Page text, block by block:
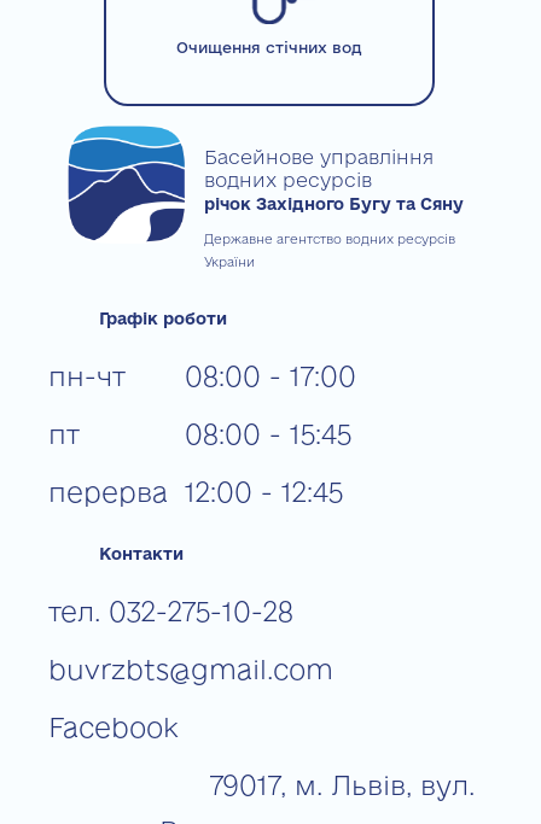
Очищення стічних вод
Басейнове управління
водних ресурсів
річок Західного Бугу та Сяну
Державне агентство водних ресурсів
України
Графік роботи
пн-чт
пт
перерва
08:00 - 17:00
08:00 - 15:45
12:00 - 12:45
Контакти
тел. 032-275-10-28
buvrzbts@gmail.com
Facebook
79017, м. Львів, вул.